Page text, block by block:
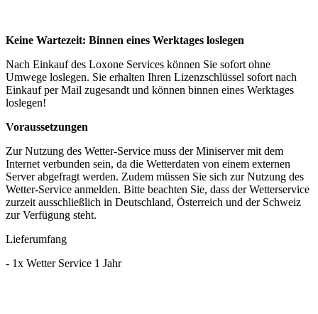
Keine Wartezeit: Binnen eines Werktages loslegen
Nach Einkauf des Loxone Services können Sie sofort ohne
Umwege loslegen. Sie erhalten Ihren Lizenzschlüssel sofort nach
Einkauf per Mail zugesandt und können binnen eines Werktages
loslegen!
Voraussetzungen
Zur Nutzung des Wetter-Service muss der Miniserver mit dem
Internet verbunden sein, da die Wetterdaten von einem externen
Server abgefragt werden. Zudem müssen Sie sich zur Nutzung des
Wetter-Service anmelden. Bitte beachten Sie, dass der Wetterservice
zurzeit ausschließlich in Deutschland, Österreich und der Schweiz
zur Verfügung steht.
Lieferumfang
- 1x Wetter Service 1 Jahr